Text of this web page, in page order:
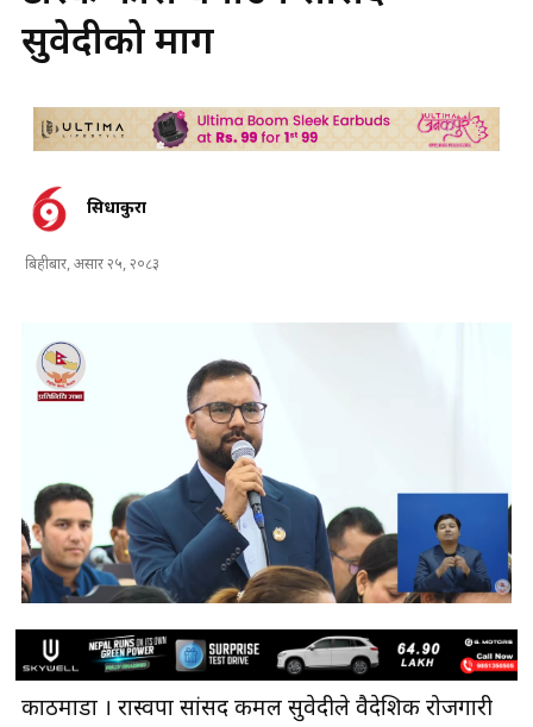
सुवेदीको माग
सिधाकुरा
बिहीबार, असार २५, २०८३
काठमाडौँ । रास्वपा सांसद कमल सुवेदीले वैदेशिक रोजगारी